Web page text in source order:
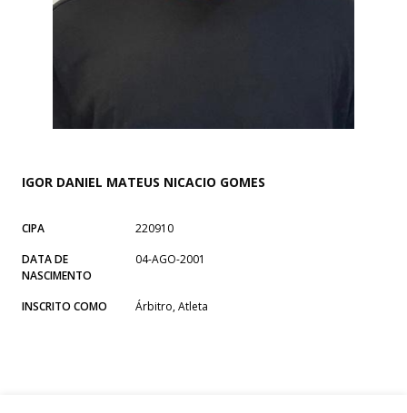
IGOR DANIEL MATEUS NICACIO GOMES
CIPA
220910
DATA DE
NASCIMENTO
04-AGO-2001
INSCRITO COMO Árbitro, Atleta